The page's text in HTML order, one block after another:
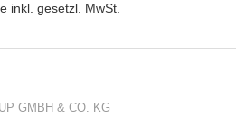
inkl. gesetzl. MwSt.
GMBH & CO. KG